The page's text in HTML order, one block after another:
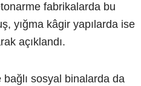
fabrikalarda bu
yığma kâgir yapılarda ise
açıklandı.
sosyal binalarda da